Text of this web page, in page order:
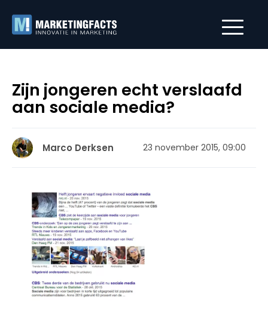
Zijn jongeren echt verslaafd
aan sociale media?
Marco Derksen 23 november 2015, 09:00